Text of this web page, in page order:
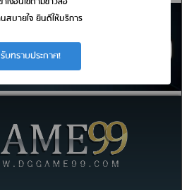
สบายใจ ยินดีให้บริการ
ทราบประกาศ!